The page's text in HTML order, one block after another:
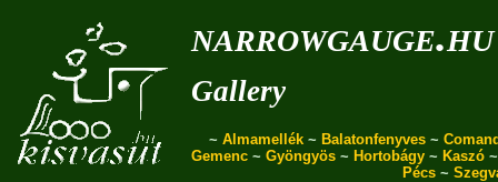
narrowgauge.hu
Gallery
~ Almamellék ~ Balatonfenyves ~
Gemenc ~ Gyöngyös ~ Hortobágy ~ Kaszó
Pécs ~